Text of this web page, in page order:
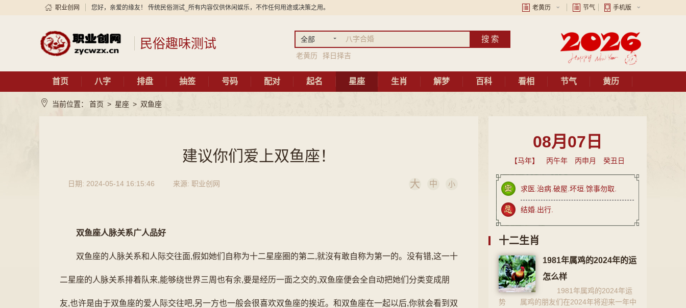
职业创网 您好，亲爱的缘友！ 传统民俗测试_所有内容仅供休闲娱乐，不作任何用途或决策之用。 老黄历 节气 手机版
民俗趣味测试
全部
老黄历
择日择吉
首页 八字 排盘 抽签 号码 配对 起名 星座 生肖 解梦 百科 看相 节气 黄历
当前位置： 首页 > 星座 > 双鱼座
建议你们爱上双鱼座！
日期: 2024-05-14 16:15:46 来源: 职业创网 大 中 小
双鱼座人脉关系广人品好
双鱼座的人脉关系和人际交往面,假如她们自称为十二星座圈的第二,就沒有敢自称为第一的。没有错,这一十
二星座的人脉关系排着队来,能够绕世界三周也有余,要是经历一面之交的,双鱼座便会全自动把她们分类变成朋
友,也许是由于双鱼座的爱人际交往吧,另一方也一般会很喜欢双鱼座的挨近。和双鱼座在一起以后,你就会看到双
08月07日
【马年】 丙午年 丙申月 癸丑日
求医.治病.破屋.坏垣.馀事勿取.
结婚.出行.
十二生肖
1981年属鸡的2024年的运
怎么样
1981年属鸡的2024年运
势 属鸡的朋友们在2024年将迎来一年中